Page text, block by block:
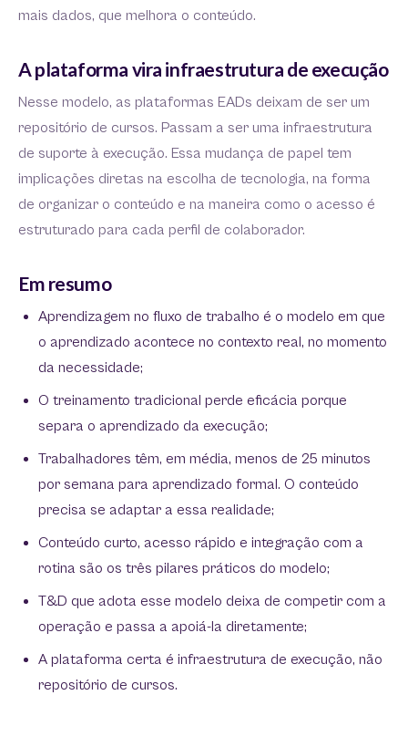
mais dados, que melhora o conteúdo.
A plataforma vira infraestrutura de execução
Nesse modelo, as plataformas EADs deixam de ser um
repositório de cursos. Passam a ser uma infraestrutura
de suporte à execução. Essa mudança de papel tem
implicações diretas na escolha de tecnologia, na forma
de organizar o conteúdo e na maneira como o acesso é
estruturado para cada perfil de colaborador.
Em resumo
Aprendizagem no fluxo de trabalho é o modelo em que
o aprendizado acontece no contexto real, no momento
da necessidade;
O treinamento tradicional perde eficácia porque
separa o aprendizado da execução;
Trabalhadores têm, em média, menos de 25 minutos
por semana para aprendizado formal. O conteúdo
precisa se adaptar a essa realidade;
Conteúdo curto, acesso rápido e integração com a
rotina são os três pilares práticos do modelo;
T&D que adota esse modelo deixa de competir com a
operação e passa a apoiá-la diretamente;
A plataforma certa é infraestrutura de execução, não
repositório de cursos.